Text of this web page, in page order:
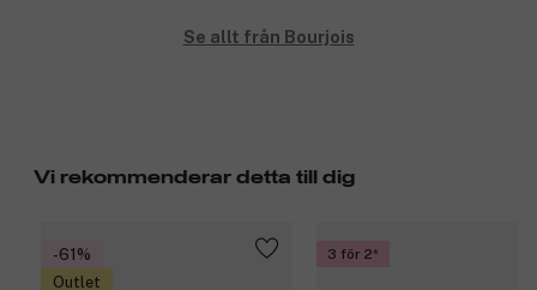
Se allt från Bourjois
Vi rekommenderar detta till dig
-61%
Outlet
3 för 2